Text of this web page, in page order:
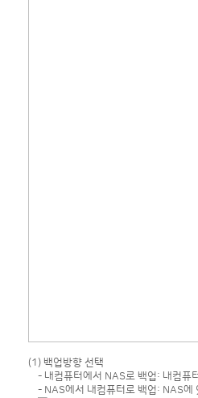
(1) 백업방향 선택
- 내컴퓨터에서 NAS로 백업: 내컴퓨
- NAS에서 내컴퓨터로 백업: NAS에